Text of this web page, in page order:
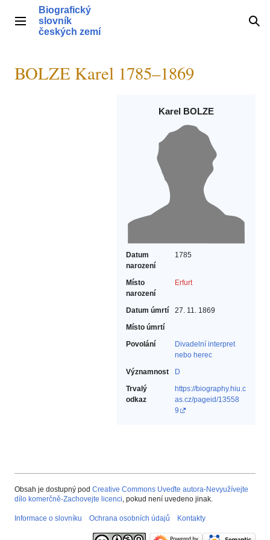
obsahHlavní menu
Biografický
slovník
českých zemí
BOLZE Karel 1785–1869
Karel BOLZE
Datum
narození
1785
Místo
narození
Erfurt
Datum úmrtí
27. 11. 1869
Místo úmrtí
Povolání
Divadelní interpret
nebo herec‎
Významnost
D
Trvalý
odkaz
https://biography.hiu.c
as.cz/pageid/13558
9
Obsah je dostupný pod Creative Commons Uveďte autora-Nevyužívejte
dílo komerčně-Zachovejte licenci, pokud není uvedeno jinak.
Informace o slovníku Ochrana osobních údajů Kontakty